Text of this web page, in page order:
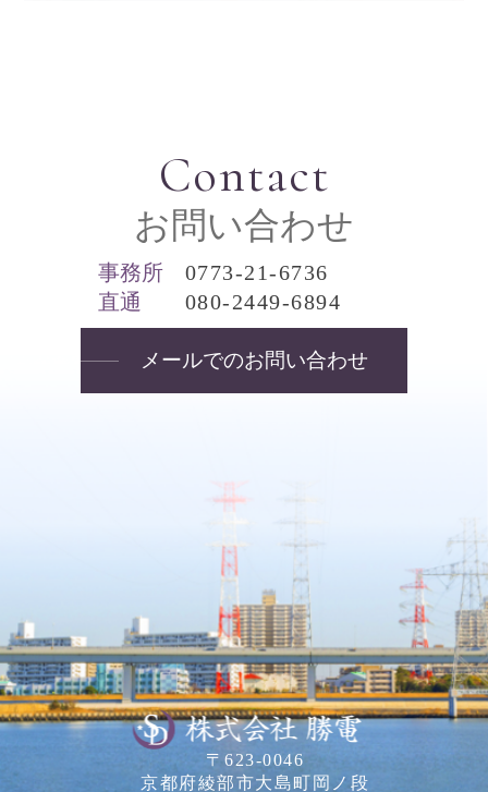
Contact
お問い合わせ
事務所
0773-21-6736
直通
080-2449-6894
メールでのお問い合わせ
〒623-0046
京都府綾部市大島町岡ノ段